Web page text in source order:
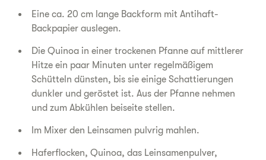
Eine ca. 20 cm lange Backform mit Antihaft-
Backpapier auslegen.
Die Quinoa in einer trockenen Pfanne auf mittlerer
Hitze ein paar Minuten unter regelmäßigem
Schütteln dünsten, bis sie einige Schattierungen
dunkler und geröstet ist. Aus der Pfanne nehmen
und zum Abkühlen beiseite stellen.
Im Mixer den Leinsamen pulvrig mahlen.
Haferflocken, Quinoa, das Leinsamenpulver,